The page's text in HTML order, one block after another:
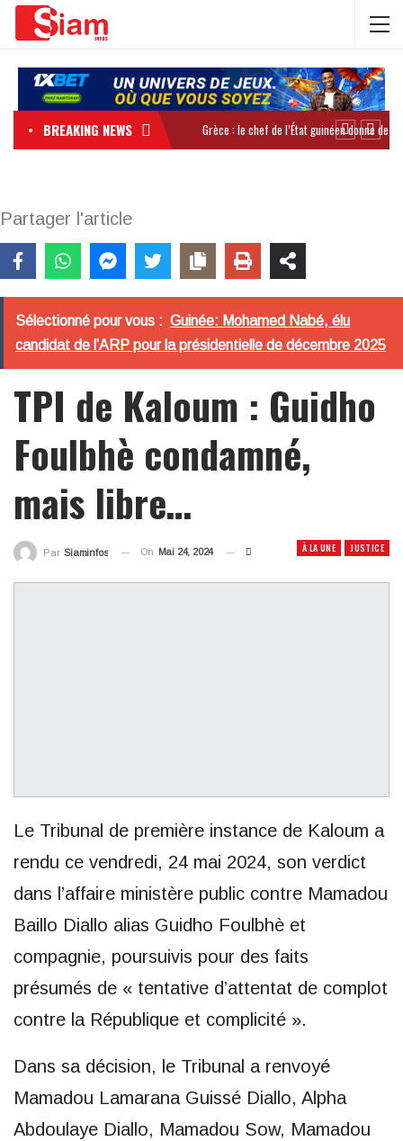
BREAKING NEWS
Partager l'article
Sélectionné pour vous : Guinée: Mohamed Nabé, élu
candidat de l’ARP pour la présidentielle de décembre 2025
TPI de Kaloum : Guidho
Foulbhè condamné,
mais libre…
À LA UNE JUSTICE
Par Siaminfos On Mai 24, 2024
Le Tribunal de première instance de Kaloum a
rendu ce vendredi, 24 mai 2024, son verdict
dans l’affaire ministère public contre Mamadou
Baillo Diallo alias Guidho Foulbhè et
compagnie, poursuivis pour des faits
présumés de « tentative d’attentat de complot
contre la République et complicité ».
Dans sa décision, le Tribunal a renvoyé
Mamadou Lamarana Guissé Diallo, Alpha
Abdoulaye Diallo, Mamadou Sow, Mamadou